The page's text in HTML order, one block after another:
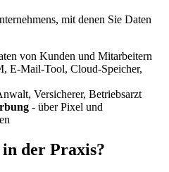
mit denen Sie Daten
von Kunden und Mitarbeitern
E-Mail-Tool, Cloud-Speicher,
Versicherer, Betriebsarzt
- über Pixel und
der Praxis?